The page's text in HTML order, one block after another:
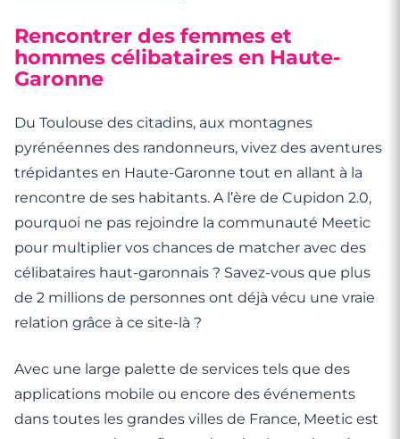
Rencontrer des femmes et
hommes célibataires en Haute-
Garonne
Du Toulouse des citadins, aux montagnes
pyrénéennes des randonneurs, vivez des aventures
trépidantes en Haute-Garonne tout en allant à la
rencontre de ses habitants. A l’ère de Cupidon 2.0,
pourquoi ne pas rejoindre la communauté Meetic
pour multiplier vos chances de matcher avec des
célibataires haut-garonnais ? Savez-vous que plus
de 2 millions de personnes ont déjà vécu une vraie
relation grâce à ce site-là ?
Avec une large palette de services tels que des
applications mobile ou encore des événements
dans toutes les grandes villes de France, Meetic est